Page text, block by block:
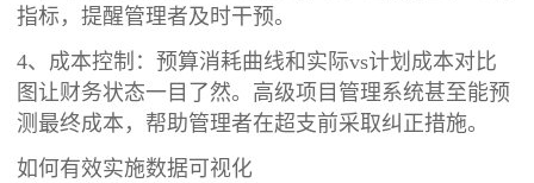
指标，提醒管理者及时干预。
4、成本控制：预算消耗曲线和实际vs计划成本对比
图让财务状态一目了然。高级项目管理系统甚至能预
测最终成本，帮助管理者在超支前采取纠正措施。
如何有效实施数据可视化